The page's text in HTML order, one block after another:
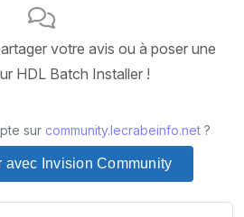
votre avis ou à poser une
HDL Batch Installer !
sur community.lecrabeinfo.net ?
avec Invision Community